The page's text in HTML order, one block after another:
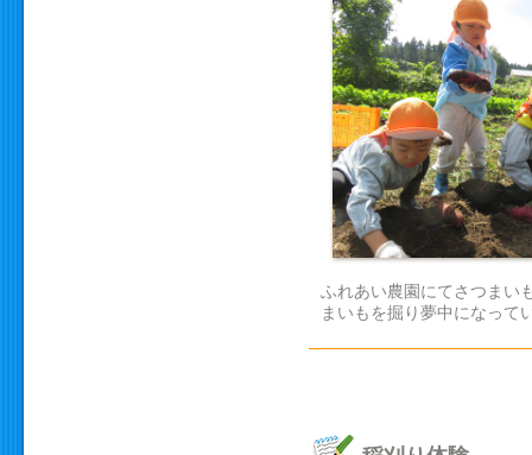
ふれあい農園にてさつまい
まいもを掘り夢中になっ